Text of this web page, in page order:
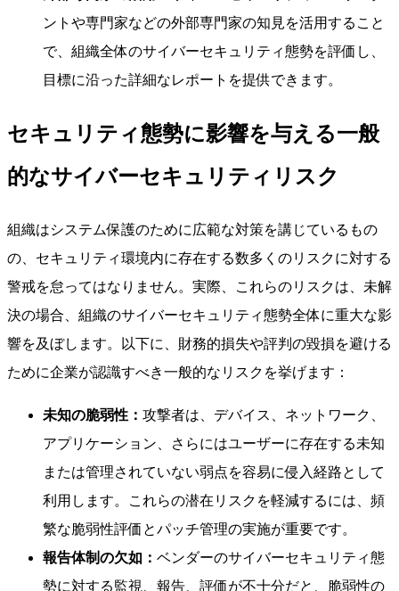
ントや専門家などの外部専門家の知見を活用すること
で、組織全体のサイバーセキュリティ態勢を評価し、
目標に沿った詳細なレポートを提供できます。
セキュリティ態勢に影響を与える一般
的なサイバーセキュリティリスク
組織はシステム保護のために広範な対策を講じているもの
の、セキュリティ環境内に存在する数多くのリスクに対する
警戒を怠ってはなりません。実際、これらのリスクは、未解
決の場合、組織のサイバーセキュリティ態勢全体に重大な影
響を及ぼします。以下に、財務的損失や評判の毀損を避ける
ために企業が認識すべき一般的なリスクを挙げます：
未知の脆弱性： 攻撃者は、デバイス、ネットワーク、
アプリケーション、さらにはユーザーに存在する未知
または管理されていない弱点を容易に侵入経路として
利用します。これらの潜在リスクを軽減するには、頻
繁な脆弱性評価とパッチ管理の実施が重要です。
報告体制の欠如： ベンダーのサイバーセキュリティ態
勢に対する監視、報告、評価が不十分だと、脆弱性の